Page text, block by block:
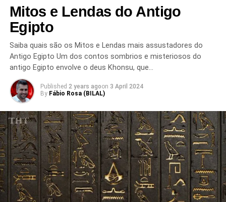
Mitos e Lendas do Antigo
Egipto
Saiba quais são os Mitos e Lendas mais assustadores do
Antigo Egipto Um dos contos sombrios e misteriosos do
antigo Egipto envolve o deus Khonsu, que…
Published 2 years agoon 3 April 2024
By Fábio Rosa (BILAL)